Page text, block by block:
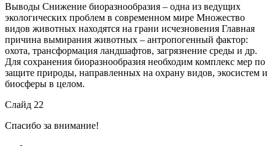
Выводы Снижение биоразнообразия – одна из ведущих
экологических проблем в современном мире Множество
видов животных находятся на грани исчезновения Главная
причина вымирания животных – антропогенный фактор:
охота, трансформация ландшафтов, загрязнение среды и др.
Для сохранения биоразнообразия необходим комплекс мер по
защите природы, направленных на охрану видов, экосистем и
биосферы в целом.
Слайд 22
Спасибо за внимание!